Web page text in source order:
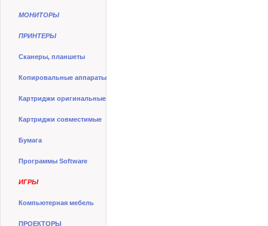
МОНИТОРЫ
ПРИНТЕРЫ
Сканеры, планшеты
Копировальные аппараты
Картриджи оригинальные
Картриджи совместимые
Бумага
Программы Software
ИГРЫ
Компьютерная мебель
ПРОЕКТОРЫ